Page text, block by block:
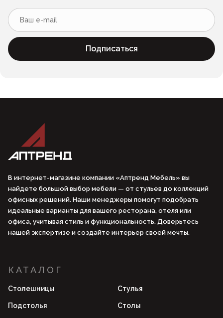
Подписаться
В интернет-магазине компании «Аптренд Мебель» вы
найдете большой выбор мебели — от стульев до коллекций
офисных решений. Наши менеджеры помогут подобрать
идеальные варианты для вашего ресторана, отеля или
офиса, учитывая стиль и функциональность. Доверьтесь
нашей экспертизе и создайте интерьер своей мечты.
КАТАЛОГ
Столешницы Стулья
Подстолья Столы